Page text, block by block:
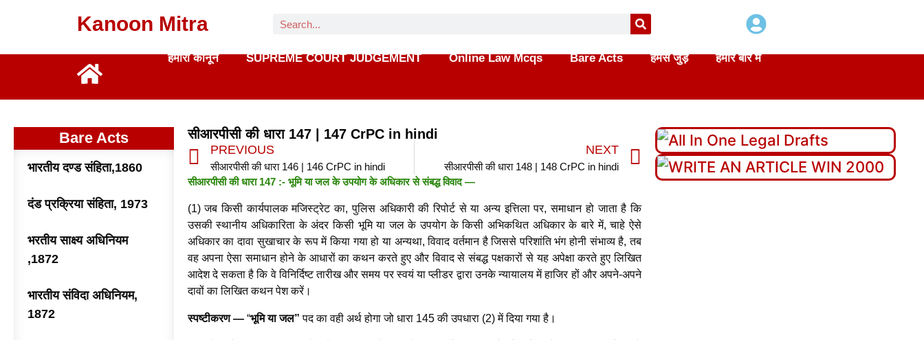
Kanoon Mitra
हमारा कानून SUPREME COURT JUDGEMENT Online Law Mcqs Bare Acts हमसे जुड़े हमारे बारे में
Bare Acts
भारतीय दण्ड संहिता,1860
दंड प्रक्रिया संहिता, 1973
भरतीय साक्ष्य अधिनियम
,1872
भारतीय संविदा अधिनियम,
1872
सीआरपीसी की धारा 147 | 147 CrPC in hindi
PREVIOUS
सीआरपीसी की धारा 146 | 146 CrPC in hindi
NEXT
सीआरपीसी की धारा 148 | 148 CrPC in hindi
सीआरपीसी की धारा 147 :- भूमि या जल के उपयोग के अधिकार से संबद्ध विवाद —
(1) जब किसी कार्यपालक मजिस्ट्रेट का, पुलिस अधिकारी की रिपोर्ट से या अन्य इत्तिला पर, समाधान हो जाता है कि
उसकी स्थानीय अधिकारिता के अंदर किसी भूमि या जल के उपयोग के किसी अभिकथित अधिकार के बारे में, चाहे ऐसे
अधिकार का दावा सुखाचार के रूप में किया गया हो या अन्यथा, विवाद वर्तमान है जिससे परिशांति भंग होनी संभाव्य है, तब
वह अपना ऐसा समाधान होने के आधारों का कथन करते हुए और विवाद से संबद्ध पक्षकारों से यह अपेक्षा करते हुए लिखित
आदेश दे सकता है कि वे विनिर्दिष्ट तारीख और समय पर स्वयं या प्लीडर द्वारा उनके न्यायालय में हाजिर हों और अपने-अपने
दावों का लिखित कथन पेश करें।
स्पष्टीकरण —“भूमि या जल” पद का वही अर्थ होगा जो धारा 145 की उपधारा (2) में दिया गया है।